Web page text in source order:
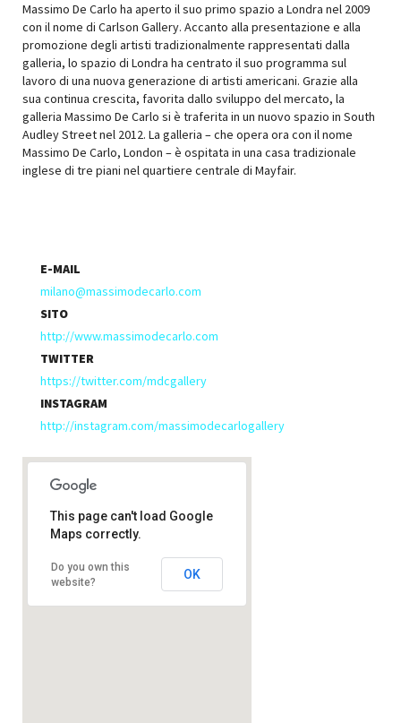
Massimo De Carlo ha aperto il suo primo spazio a Londra nel 2009
con il nome di Carlson Gallery. Accanto alla presentazione e alla
promozione degli artisti tradizionalmente rappresentati dalla
galleria, lo spazio di Londra ha centrato il suo programma sul
lavoro di una nuova generazione di artisti americani. Grazie alla
sua continua crescita, favorita dallo sviluppo del mercato, la
galleria Massimo De Carlo si è traferita in un nuovo spazio in South
Audley Street nel 2012. La galleria – che opera ora con il nome
Massimo De Carlo, London – è ospitata in una casa tradizionale
inglese di tre piani nel quartiere centrale di Mayfair.
E-MAIL
milano@massimodecarlo.com
SITO
http://www.massimodecarlo.com
TWITTER
https://twitter.com/mdcgallery
INSTAGRAM
http://instagram.com/massimodecarlogallery
Massimo De Carlo
This page can't load Google
Maps correctly.
Do you own this
website?
OK